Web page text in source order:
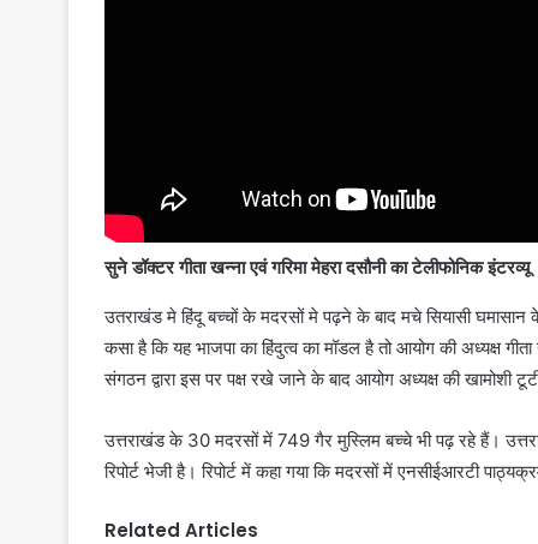
सुने डॉक्टर गीता खन्ना एवं गरिमा मेहरा दसौनी का टेलीफोनिक इंटरव्यू
उतराखंड मे हिंदू बच्चों के मदरसों मे पढ़ने के बाद मचे सियासी
कसा है कि यह भाजपा का हिंदुत्व का मॉडल है तो आयोग की अध्यक्ष
संगठन द्वारा इस पर पक्ष रखे जाने के बाद आयोग अध्यक्ष की खामोशी
उत्तराखंड के 30 मदरसों में 749 गैर मुस्लिम बच्चे भी पढ़ रहे हैं।
रिपोर्ट भेजी है। रिपोर्ट में कहा गया कि मदरसों में एनसीईआरटी
Related Articles